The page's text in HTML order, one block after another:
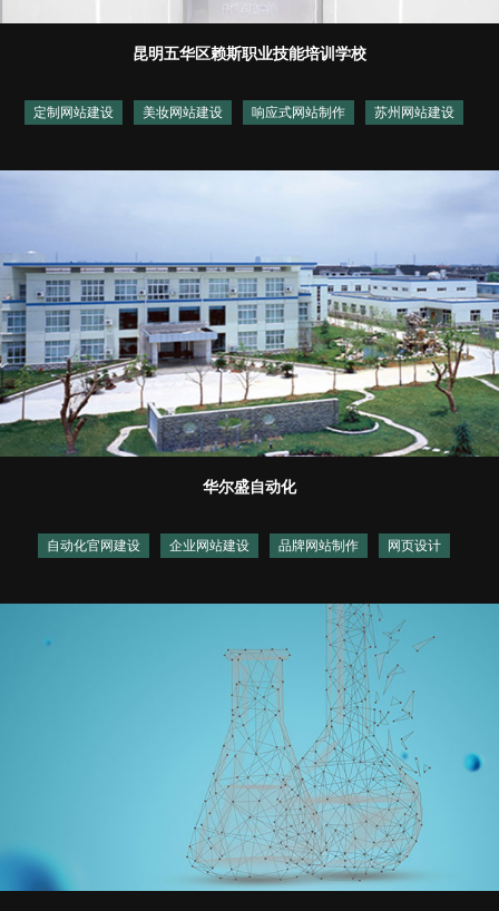
昆明五华区赖斯职业技能培训学校
定制网站建设 美妆网站建设 响应式网站制作 苏州网站建设
华尔盛自动化
自动化官网建设 企业网站建设 品牌网站制作 网页设计